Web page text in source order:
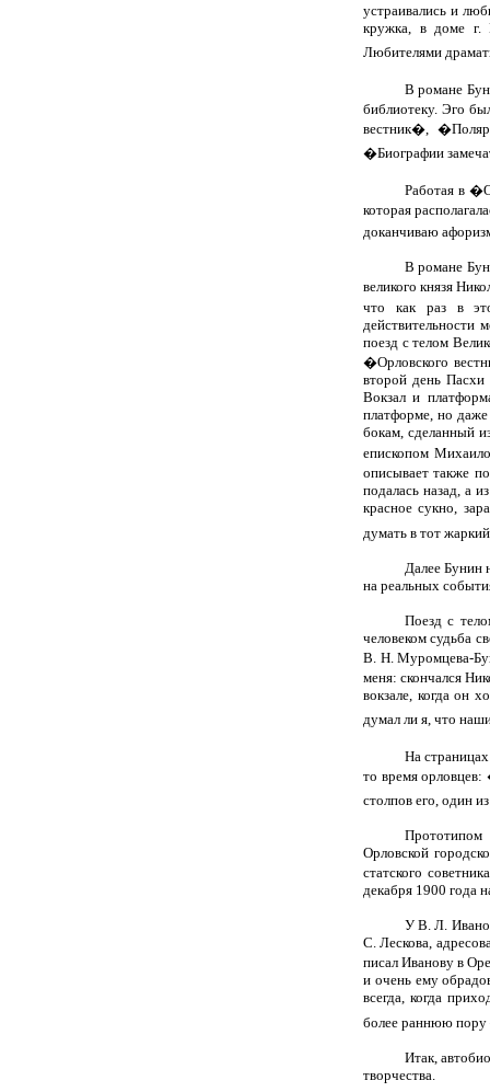
устраивались и
кружка, в доме г.
Любителями
В романе
библиотеку. Эго
вестник�,
�Биографии
Работая в
которая
доканчиваю
В романе
великого князя
что как раз в
поезд с телом
�Орловского
второй день Пасхи
Вокзал и
платформе, но даже
бокам, сделанный
епископом
описывает также
подалась назад, а
красное сукно,
думать в тот
Далее Бунин
на реальных
Поезд с
человеком судьба
В. Н. Муромцева-
меня: скончался
вокзале, когда он
думал ли я, что
На
то время орловцев:
столпов его, один
Прототипом
Орловской
статского
декабря 1900 года
У В. Л.
С. Лескова,
писал Иванову в
и очень ему
всегда, когда
более раннюю пору
Итак,
творчества.